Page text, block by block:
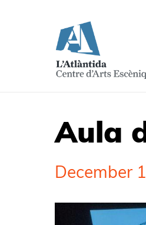
Aula
December